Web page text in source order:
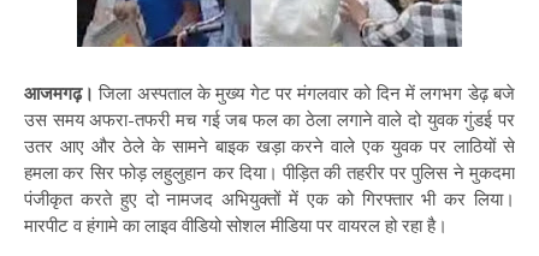
आजमगढ़। जिला अस्पताल के मुख्य गेट पर मंगलवार को दिन में लगभग डेढ़ बजे
उस समय अफरा-तफरी मच गई जब फल का ठेला लगाने वाले दो युवक गुंडई पर
उतर आए और ठेले के सामने बाइक खड़ा करने वाले एक युवक पर लाठियों से
हमला कर सिर फोड़ लहुलुहान कर दिया। पीड़ित की तहरीर पर पुलिस ने मुकदमा
पंजीकृत करते हुए दो नामजद अभियुक्तों में एक को गिरफ्तार भी कर लिया।
मारपीट व हंगामे का लाइव वीडियो सोशल मीडिया पर वायरल हो रहा है।